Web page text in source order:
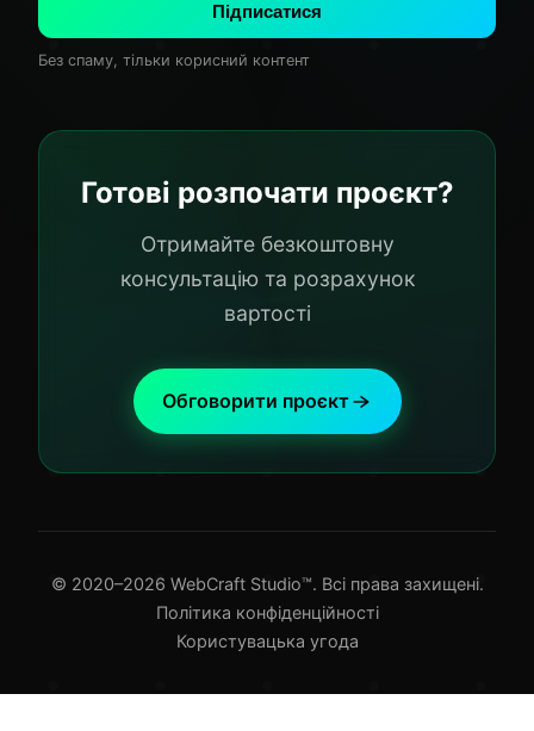
Підписатися
Без спаму, тільки корисний контент
Готові розпочати проєкт?
Отримайте безкоштовну
консультацію та розрахунок
вартості
Обговорити проєкт
© 2020–2026 WebCraft Studio™. Всі права захищені.
Політика конфіденційності
Користувацька угода